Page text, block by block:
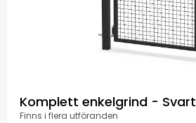
Komplett enkelgrind - Svart
Finns i flera utföranden